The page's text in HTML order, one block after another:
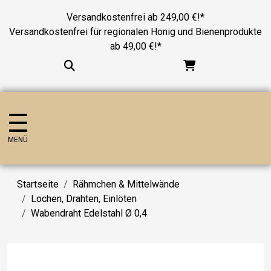
Versandkostenfrei ab 249,00 €!*
Versandkostenfrei für regionalen Honig und Bienenprodukte
ab 49,00 €!*
MENÜ
Startseite
Rähmchen & Mittelwände
Lochen, Drahten, Einlöten
Wabendraht Edelstahl Ø 0,4